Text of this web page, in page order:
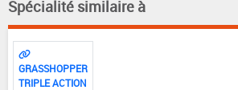
Spécialité similaire à
GRASSHOPPER
TRIPLE ACTION